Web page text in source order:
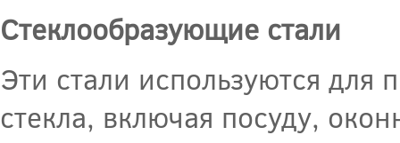
Стеклообразующие стали
Эти стали используются для
стекла, включая посуду,